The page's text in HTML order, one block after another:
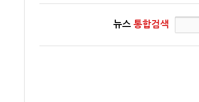
뉴스 통합검색